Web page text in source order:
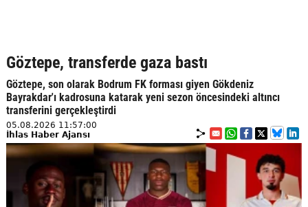
Göztepe, transferde gaza bastı
Göztepe, son olarak Bodrum FK forması giyen Gökdeniz
Bayrakdar'ı kadrosuna katarak yeni sezon öncesindeki altıncı
transferini gerçekleştirdi
05.08.2026 11:57:00
İhlas Haber Ajansı